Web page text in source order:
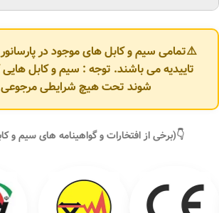
⚠️تمامی سیم و کابل های موجود در پارسانور
تاییدیه می باشند. توجه : سیم و کابل
شوند تحت هیچ شرایطی مرجوعی
👇(برخی از افتخارات و گواهینامه های سیم و